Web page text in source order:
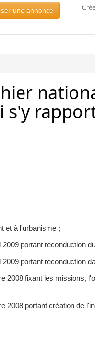
une annonce
et à l'urbanisme ;
portant reconduction
portant reconduction
2008 fixant les missions,
portant création de